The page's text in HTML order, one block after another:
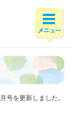
号を更新しました。